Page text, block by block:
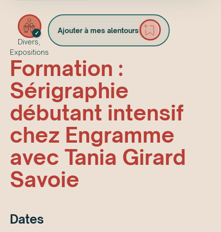
✓
Divers,
Expositions
Ajouter à mes alentours
Formation :
Sérigraphie
débutant intensif
chez Engramme
avec Tania Girard
Savoie
Dates